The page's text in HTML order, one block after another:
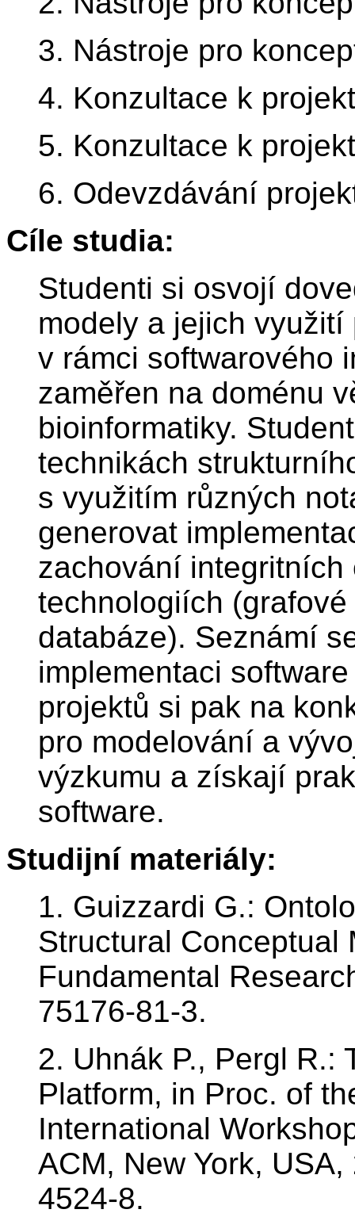
3. Nástroje pro
4. Konzultace k
5. Konzultace k
6. Odevzdávání
Cíle studia:
Studenti si osvojí
modely a jejich
v rámci softwarového
zaměřen na doménu
bioinformatiky.
technikách
s využitím různých
generovat
zachování
technologiích
databáze). Seznámí
implementaci
projektů si pak na
pro modelování a
výzkumu a získají
software.
Studijní materiály:
1. Guizzardi G.:
Structural Conceptual
Fundamental
75176-81-3.
2. Uhnák P., Pergl R.:
Platform, in Proc. of
International
ACM, New York,
4524-8.